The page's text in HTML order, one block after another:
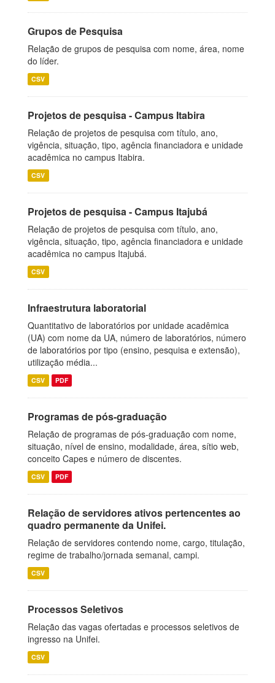
Grupos de Pesquisa
Relação de grupos de pesquisa com nome, área, nome
do líder.
CSV
Projetos de pesquisa - Campus Itabira
Relação de projetos de pesquisa com título, ano,
vigência, situação, tipo, agência financiadora e unidade
acadêmica no campus Itabira.
CSV
Projetos de pesquisa - Campus Itajubá
Relação de projetos de pesquisa com título, ano,
vigência, situação, tipo, agência financiadora e unidade
acadêmica no campus Itajubá.
CSV
Infraestrutura laboratorial
Quantitativo de laboratórios por unidade acadêmica
(UA) com nome da UA, número de laboratórios, número
de laboratórios por tipo (ensino, pesquisa e extensão),
utilização média...
CSV PDF
Programas de pós-graduação
Relação de programas de pós-graduação com nome,
situação, nível de ensino, modalidade, área, sítio web,
conceito Capes e número de discentes.
CSV PDF
Relação de servidores ativos pertencentes ao
quadro permanente da Unifei.
Relação de servidores contendo nome, cargo, titulação,
regime de trabalho/jornada semanal, campi.
CSV
Processos Seletivos
Relação das vagas ofertadas e processos seletivos de
ingresso na Unifei.
CSV